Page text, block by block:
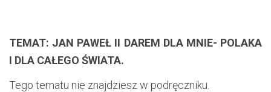
TEMAT: JAN PAWEŁ II DAREM DLA MNIE- POLAKA
I DLA CAŁEGO ŚWIATA.
Tego tematu nie znajdziesz w podręczniku.